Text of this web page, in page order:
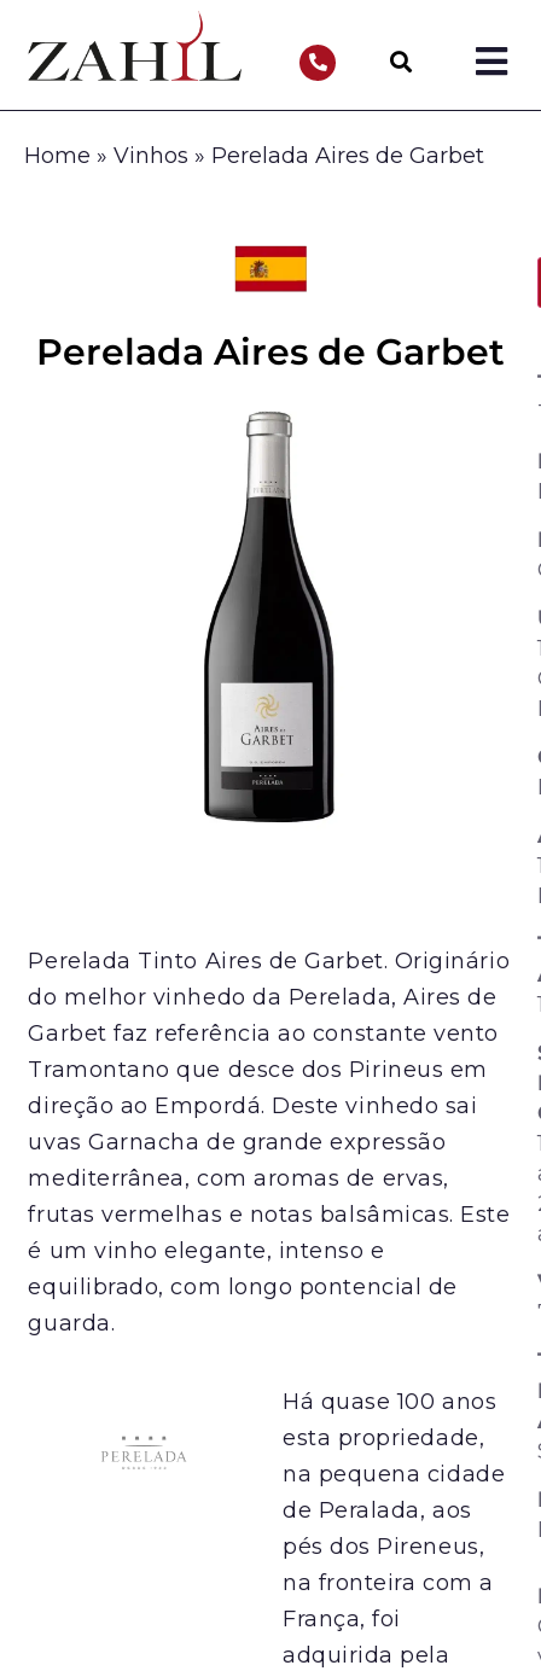
Home » Vinhos » Perelada Aires de Garbet
Perelada Aires de Garbet
Perelada Tinto Aires de Garbet. Originário
do melhor vinhedo da Perelada, Aires de
Garbet faz referência ao constante vento
Tramontano que desce dos Pirineus em
direção ao Empordá. Deste vinhedo sai
uvas Garnacha de grande expressão
mediterrânea, com aromas de ervas,
frutas vermelhas e notas balsâmicas. Este
é um vinho elegante, intenso e
equilibrado, com longo pontencial de
guarda.
Há quase 100 anos
esta propriedade,
na pequena cidade
de Peralada, aos
pés dos Pireneus,
na fronteira com a
França, foi
adquirida pela